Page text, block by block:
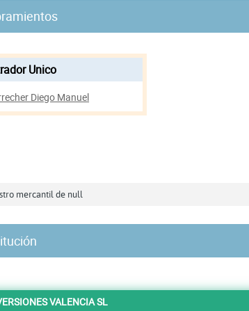
Unico
Diego Manuel
mercantil de null
VALENCIA SL